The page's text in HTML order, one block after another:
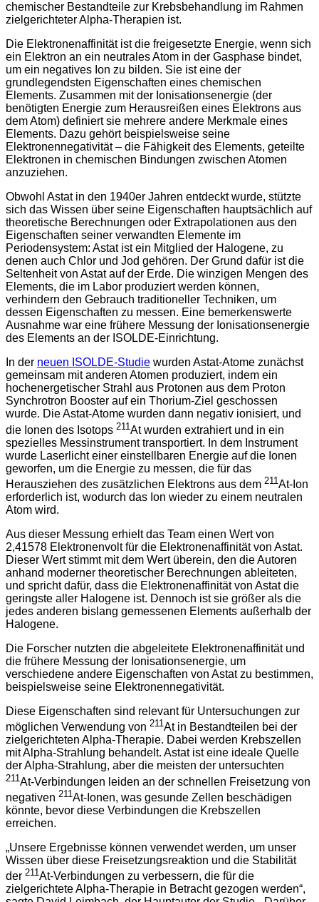
chemischer Bestandteile zur Krebsbehandlung im Rahmen
zielgerichteter Alpha-Therapien ist.
Die Elektronenaffinität ist die freigesetzte Energie, wenn sich
ein Elektron an ein neutrales Atom in der Gasphase bindet,
um ein negatives Ion zu bilden. Sie ist eine der
grundlegendsten Eigenschaften eines chemischen
Elements. Zusammen mit der Ionisationsenergie (der
benötigten Energie zum Herausreißen eines Elektrons aus
dem Atom) definiert sie mehrere andere Merkmale eines
Elements. Dazu gehört beispielsweise seine
Elektronennegativität – die Fähigkeit des Elements, geteilte
Elektronen in chemischen Bindungen zwischen Atomen
anzuziehen.
Obwohl Astat in den 1940er Jahren entdeckt wurde, stützte
sich das Wissen über seine Eigenschaften hauptsächlich auf
theoretische Berechnungen oder Extrapolationen aus den
Eigenschaften seiner verwandten Elemente im
Periodensystem: Astat ist ein Mitglied der Halogene, zu
denen auch Chlor und Jod gehören. Der Grund dafür ist die
Seltenheit von Astat auf der Erde. Die winzigen Mengen des
Elements, die im Labor produziert werden können,
verhindern den Gebrauch traditioneller Techniken, um
dessen Eigenschaften zu messen. Eine bemerkenswerte
Ausnahme war eine frühere Messung der Ionisationsenergie
des Elements an der ISOLDE-Einrichtung.
In der neuen ISOLDE-Studie wurden Astat-Atome zunächst
gemeinsam mit anderen Atomen produziert, indem ein
hochenergetischer Strahl aus Protonen aus dem Proton
Synchrotron Booster auf ein Thorium-Ziel geschossen
wurde. Die Astat-Atome wurden dann negativ ionisiert, und
die Ionen des Isotops 211At wurden extrahiert und in ein
spezielles Messinstrument transportiert. In dem Instrument
wurde Laserlicht einer einstellbaren Energie auf die Ionen
geworfen, um die Energie zu messen, die für das
Herausziehen des zusätzlichen Elektrons aus dem 211At-Ion
erforderlich ist, wodurch das Ion wieder zu einem neutralen
Atom wird.
Aus dieser Messung erhielt das Team einen Wert von
2,41578 Elektronenvolt für die Elektronenaffinität von Astat.
Dieser Wert stimmt mit dem Wert überein, den die Autoren
anhand moderner theoretischer Berechnungen ableiteten,
und spricht dafür, dass die Elektronenaffinität von Astat die
geringste aller Halogene ist. Dennoch ist sie größer als die
jedes anderen bislang gemessenen Elements außerhalb der
Halogene.
Die Forscher nutzten die abgeleitete Elektronenaffinität und
die frühere Messung der Ionisationsenergie, um
verschiedene andere Eigenschaften von Astat zu bestimmen,
beispielsweise seine Elektronennegativität.
Diese Eigenschaften sind relevant für Untersuchungen zur
möglichen Verwendung von 211At in Bestandteilen bei der
zielgerichteten Alpha-Therapie. Dabei werden Krebszellen
mit Alpha-Strahlung behandelt. Astat ist eine ideale Quelle
der Alpha-Strahlung, aber die meisten der untersuchten
211At-Verbindungen leiden an der schnellen Freisetzung von
negativen 211At-Ionen, was gesunde Zellen beschädigen
könnte, bevor diese Verbindungen die Krebszellen
erreichen.
„Unsere Ergebnisse können verwendet werden, um unser
Wissen über diese Freisetzungsreaktion und die Stabilität
der 211 At-Verbindungen zu verbessern, die für die
zielgerichtete Alpha-Therapie in Betracht gezogen werden“,